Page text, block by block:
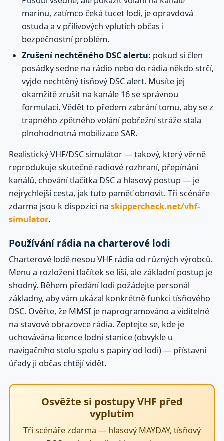
marinu, zatímco čeká tucet lodí, je opravdová
ostuda a v přílivových vplutích občas i
bezpečnostní problém.
Zrušení nechtěného DSC alertu: pokud si člen
posádky sedne na rádio nebo do rádia někdo strčí,
vyjde nechtěný tísňový DSC alert. Musíte jej
okamžitě zrušit na kanále 16 se správnou
formulací. Vědět to předem zabrání tomu, aby se z
trapného zpětného volání pobřežní stráže stala
plnohodnotná mobilizace SAR.
Realistický VHF/DSC simulátor — takový, který věrně
reprodukuje skutečné radiové rozhraní, přepínání
kanálů, chování tlačítka DSC a hlasový postup — je
nejrychlejší cesta, jak tuto paměť obnovit. Tři scénáře
zdarma jsou k dispozici na skippercheck.net/vhf-
simulator.
Používání rádia na charterové lodi
Charterové lodě nesou VHF rádia od různých výrobců.
Menu a rozložení tlačítek se liší, ale základní postup je
shodný. Během předání lodi požádejte personál
základny, aby vám ukázal konkrétně funkci tísňového
DSC. Ověřte, že MMSI je naprogramováno a viditelné
na stavové obrazovce rádia. Zeptejte se, kde je
uchovávána licence lodní stanice (obvykle u
navigačního stolu spolu s papíry od lodi) — přístavní
úřady ji občas chtějí vidět.
Osvěžte si postupy VHF před
vyplutím
Tři scénáře zdarma — hlasový MAYDAY, tísňový